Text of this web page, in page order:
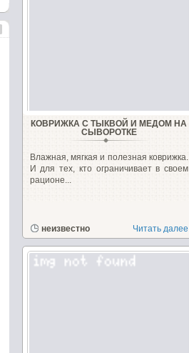
КОВРИЖКА С ТЫКВОЙ И МЕДОМ НА
СЫВОРОТКЕ
Влажная, мягкая и полезная коврижка.
И для тех, кто ограничивает в своем
рационе...
неизвестно Читать далее